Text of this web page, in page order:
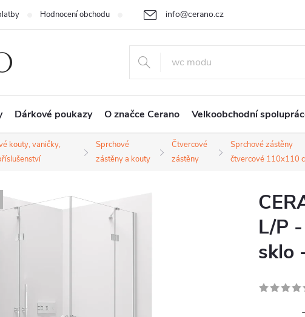
+420 226 400 232
info@cerano.cz
Hodnocení obchodu Cenová nabídka na míru
Dárkové poukazy O značce Cerano Velkoobchodní
kouty, vaničky,
Sprchové
zástěny a kouty
Čtvercové
zástěny
Sprchové zástěny
čtvercové 110x110
L/P
sklo